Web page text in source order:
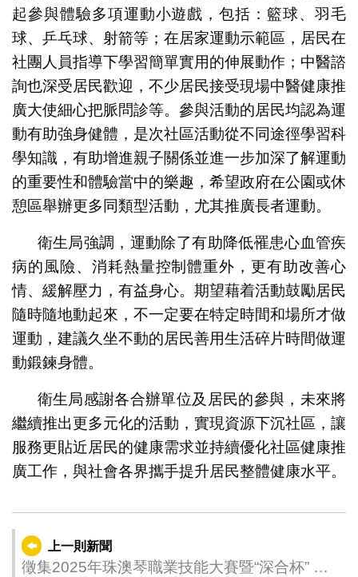
起參與體驗多項運動小遊戲，包括：籃球、羽毛
球、乒乓球、射箭等；在居家運動示範區，居民在
社團人員指導下學習簡單實用的伸展動作；中醫諮
詢也深受居民歡迎，不少居民接受現場中醫健康推
廣大使細心把脈問診等。參與活動的居民均認為運
動有助強身健體，是次社區活動從不同途徑學習科
學知識，有助增進親子關係並進一步加深了解運動
的重要性和體驗當中的樂趣，希望政府在公園或休
憩區舉辦更多同類型活動，尤其推廣長者運動。
衛生局強調，運動除了有助降低罹患心血管疾
病的風險、消耗熱量控制體重外，更有助改善心
情、緩解壓力，有益身心。期望藉着活動鼓勵居民
隨時隨地動起來，不一定要在特定時間和場所才做
運動，建議久坐不動的居民善用生活碎片時間做運
動鍛鍊身體。
衛生局感謝各合辦單位及居民的參與，未來將
繼續推出更多元化的活動，實現資源下沉社區，讓
服務更貼近居民的健康需求並持續優化社區健康推
廣工作，與社會各界攜手提升居民整體健康水平。
上一則新聞
徵集2025年珠澳琴職業技能大賽暨“深合杯” 職